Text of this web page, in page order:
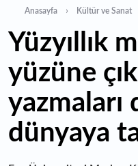
Anasayfa Kültür ve Sanat
Yüzyıllık
yüzüne
yazmaları
dünyaya